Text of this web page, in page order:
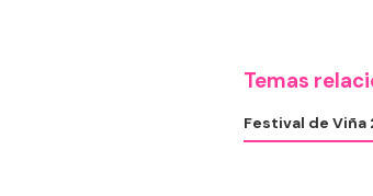
Temas
Festival de Viña